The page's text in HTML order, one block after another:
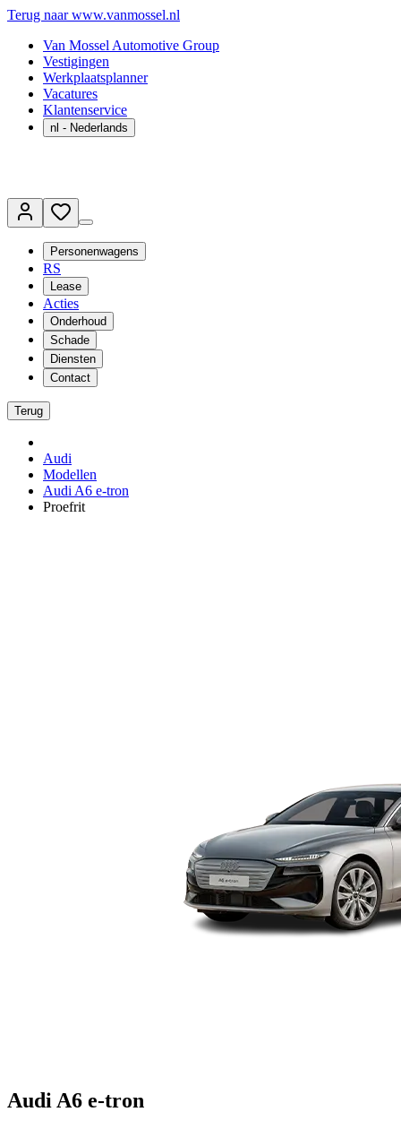
Terug naar www.vanmossel.nl
Van Mossel Automotive Group
Vestigingen
Werkplaatsplanner
Vacatures
Klantenservice
nl - Nederlands
Personenwagens
RS
Lease
Acties
Onderhoud
Schade
Diensten
Contact
Terug
Audi
Modellen
Audi A6 e-tron
Proefrit
Audi A6 e-tron